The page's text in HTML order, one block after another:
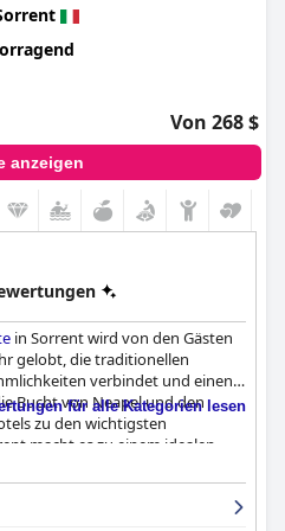
Von 268 $
anzeigen
in Sorrent wird von den Gästen
gelobt, die traditionellen
verbindet und einen
Bucht von Neapel und den
zu den wichtigsten
macht es zu einem idealen
wunderschönen Sitzbereiche
für alle Kategorien lesen